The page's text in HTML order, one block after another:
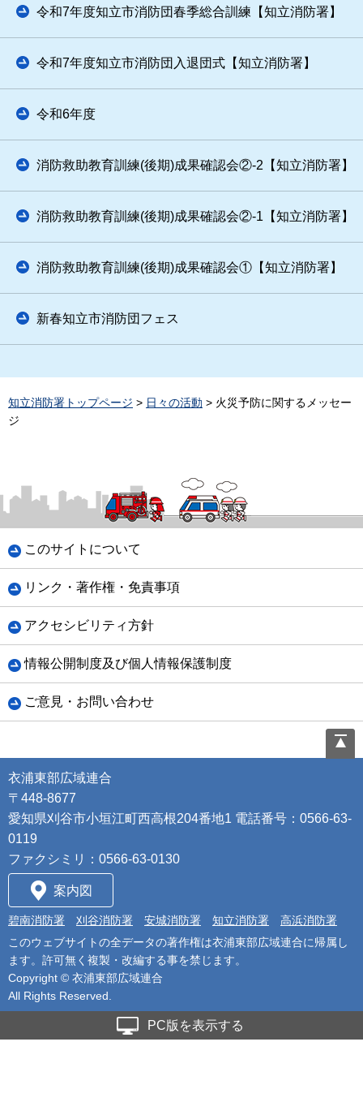
令和7年度知立市消防団春季総合訓練【知立消防署】
令和7年度知立市消防団入退団式【知立消防署】
令和6年度
消防救助教育訓練(後期)成果確認会②-2【知立消防署】
消防救助教育訓練(後期)成果確認会②-1【知立消防署】
消防救助教育訓練(後期)成果確認会①【知立消防署】
新春知立市消防団フェス
知立消防署トップページ > 日々の活動 > 火災予防に関するメッセー
ジ
このサイトについて
リンク・著作権・免責事項
アクセシビリティ方針
情報公開制度及び個人情報保護制度
ご意見・お問い合わせ
衣浦東部広域連合
〒448-8677
愛知県刈谷市小垣江町西高根204番地1 電話番号：0566-63-
0119
ファクシミリ：0566-63-0130
案内図
碧南消防署 刈谷消防署 安城消防署 知立消防署
高浜消防署
このウェブサイトの全データの著作権は衣浦東部広域連合に帰属し
ます。許可無く複製・改編する事を禁じます。
Copyright © 衣浦東部広域連合
All Rights Reserved.
PC版を表示する